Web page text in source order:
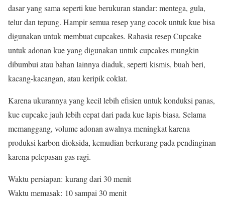
dasar yang sama seperti kue berukuran standar: mentega, gula,
telur dan tepung. Hampir semua resep yang cocok untuk kue bisa
digunakan untuk membuat cupcakes. Rahasia resep Cupcake
untuk adonan kue yang digunakan untuk cupcakes mungkin
dibumbui atau bahan lainnya diaduk, seperti kismis, buah beri,
kacang-kacangan, atau keripik coklat.
Karena ukurannya yang kecil lebih efisien untuk konduksi panas,
kue cupcake jauh lebih cepat dari pada kue lapis biasa. Selama
memanggang, volume adonan awalnya meningkat karena
produksi karbon dioksida, kemudian berkurang pada pendinginan
karena pelepasan gas ragi.
Waktu persiapan: kurang dari 30 menit
Waktu memasak: 10 sampai 30 menit